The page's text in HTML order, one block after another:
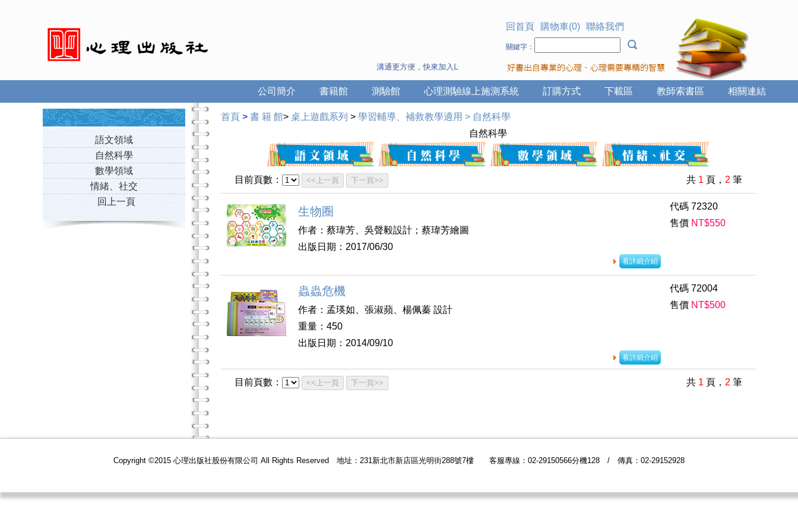
溝通更方便，快來加入Line 與 Wechat ~
回首頁 購物車(0) 聯絡我們
關鍵字：
相關連結
教師索書區
下載區
訂購方式
心理測驗線上施測系統
測驗館
書籍館
公司簡介
語文領域
自然科學
數學領域
情緒、社交
回上一頁
首頁 > 書 籍 館> 桌上遊戲系列 > 學習輔導、補救教學適用 > 自然科學
自然科學
目前頁數： <<上一頁 下一頁>> 共 1 頁， 2 筆
生物圈
作者：蔡瑋芳、吳聲毅設計；蔡瑋芳繪圖
出版日期：2017/06/30
看詳細介紹
代碼 72320
售價 NT$550
蟲蟲危機
作者：孟瑛如、張淑蘋、楊佩蓁 設計
重量：450
出版日期：2014/09/10
看詳細介紹
代碼 72004
售價 NT$500
目前頁數： <<上一頁 下一頁>> 共 1 頁， 2 筆
Copyright ©2015 心理出版社股份有限公司 All Rights Reserved 地址：231新北市新店區光明街288號7樓 客服專線：02-29150566分機128 / 傳真：02-29152928